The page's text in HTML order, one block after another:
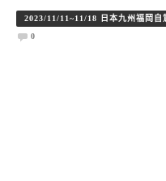
2023/11/11~11/18 日本九州福岡自
0